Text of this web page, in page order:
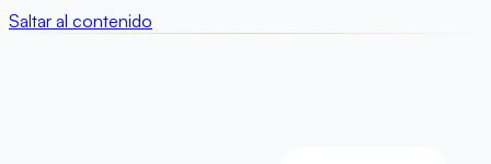
Saltar al contenido